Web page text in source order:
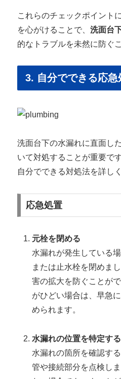
これらのチェックポイント
を心がけることで、 洗面台
的なトラブルを未然に防ぐ
3. 自分でできる応急
洗面台下の水漏れに直面し
いて対処することが重要で
自分でできる対処法を詳し
応急処置
元栓を閉める
水漏れが発生している
または止水栓を閉めま
害の拡大を防ぐことが
がひどい場合は、早急
められます。
水漏れの位置を特定する
水漏れの箇所を確認す
管や接続部分を点検し